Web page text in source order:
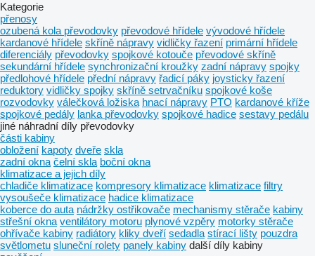
Kategorie
přenosy
ozubená kola převodovky převodové hřídele vývodové hřídele
kardanové hřídele skříně nápravy vidličky řazení primární hřídele
diferenciály převodovky spojkové kotouče převodové skříně
sekundární hřídele synchronizační kroužky zadní nápravy spojky
předlohové hřídele přední nápravy řadicí páky joysticky řazení
reduktory vidličky spojky skříně setrvačníku spojkové koše
rozvodovky válečková ložiska hnací nápravy PTO kardanové kříže
spojkové pedály lanka převodovky spojkové hadice sestavy pedálu
jiné náhradní díly převodovky
části kabiny
obložení kapoty dveře skla
zadní okna čelní skla boční okna
klimatizace a jejich díly
chladiče klimatizace kompresory klimatizace klimatizace filtry
vysoušeče klimatizace hadice klimatizace
koberce do auta nádržky ostřikovače mechanismy stěrače kabiny
střešní okna ventilátory motoru plynové vzpěry motorky stěrače
ohřívače kabiny radiátory kliky dveří sedadla stírací lišty pouzdra
světlometu sluneční rolety panely kabiny další díly kabiny